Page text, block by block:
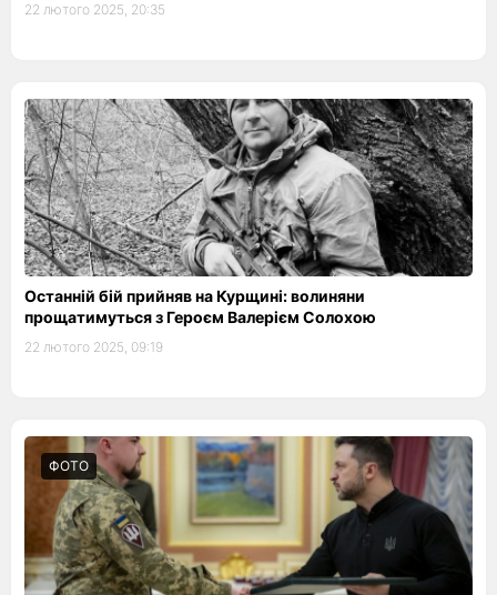
22 лютого 2025, 20:35
Останній бій прийняв на Курщині: волиняни
прощатимуться з Героєм Валерієм Солохою
22 лютого 2025, 09:19
ФОТО